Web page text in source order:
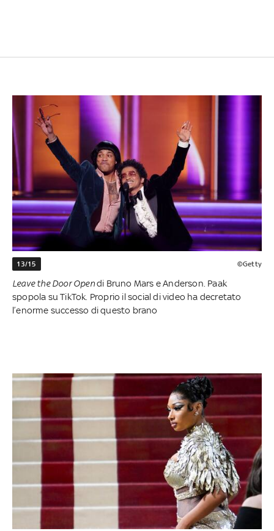
13/15 ©Getty
Leave the Door Opendi Bruno Mars e Anderson. Paak
spopola su TikTok. Proprio il social di video ha decretato
l’enorme successo di questo brano